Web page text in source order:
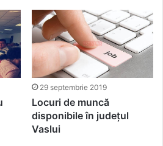
29 septembrie 2019
Locuri de muncă
disponibile în județul
Vaslui